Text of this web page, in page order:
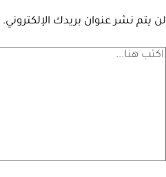
لن يتم نشر عنوان بريدك الإلكتروني.